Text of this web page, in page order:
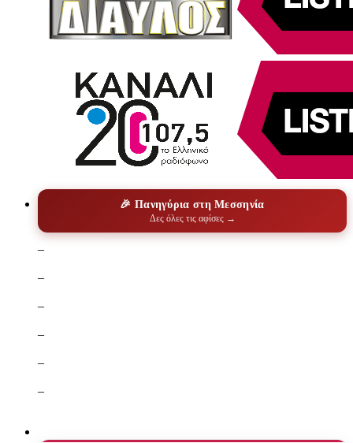
🎉 Πανηγύρια στη Μεσσηνία
Δες όλες τις αφίσες →
–
–
–
–
–
–